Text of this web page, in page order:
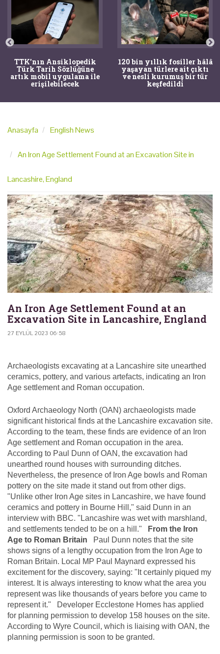
TTK'nın Ansiklopedik
Türk Tarih Sözlüğüne
artık mobil uygulama ile
erişilebilecek
120 bin yıllık fosiller hâlâ
yaşayan türlere ait çıktı
ve nesli kurumuş bir tür
keşfedildi
Anasayfa English News
An Iron Age Settlement Found at an Excavation Site in
Lancashire, England
An Iron Age Settlement Found at an
Excavation Site in Lancashire, England
27 EYLÜL 2023 06:58
Archaeologists excavating at a Lancashire site unearthed
ceramics, pottery, and various artefacts, indicating an Iron
Age settlement and Roman occupation.
Oxford Archaeology North (OAN) archaeologists made
significant historical finds at the Lancashire excavation site.
According to the team, these finds are evidence of an Iron
Age settlement and Roman occupation in the area.
According to Paul Dunn of OAN, the excavation had
unearthed round houses with surrounding ditches.
Nevertheless, the presence of Iron Age bowls and Roman
pottery on the site made it stand out from other digs.
"Unlike other Iron Age sites in Lancashire, we have found
ceramics and pottery in Bourne Hill," said Dunn in an
interview with BBC. "Lancashire was wet with marshland,
and settlements tended to be on a hill."
From the Iron
Age to Roman Britain Paul Dunn notes that the site
shows signs of a lengthy occupation from the Iron Age to
Roman Britain. Local MP Paul Maynard expressed his
excitement for the discovery, saying: "It certainly piqued my
interest. It is always interesting to know what the area you
represent was like thousands of years before you came to
represent it." Developer Ecclestone Homes has applied
for planning permission to develop 158 houses on the site.
According to Wyre Council, which is liaising with OAN, the
planning permission is soon to be granted.